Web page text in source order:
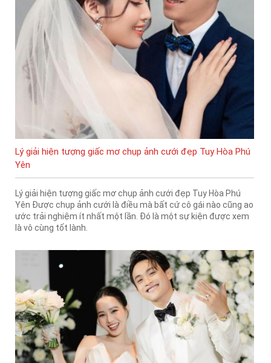
Lý giải hiện tượng giấc mơ chụp ảnh cưới đẹp Tuy Hòa Phú
Yên
Lý giải hiện tượng giấc mơ chụp ảnh cưới đẹp Tuy Hòa Phú
Yên Được chụp ảnh cưới là điều mà bất cứ cô gái nào cũng ao
ước trải nghiệm ít nhất một lần. Đó là một sự kiện được xem
là vô cùng tốt lành.